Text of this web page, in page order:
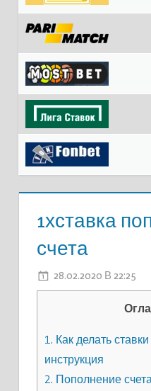
1хставка
счета
28.02.2020 В 22:25
1. Как делать
инструкция
2. Пополнение